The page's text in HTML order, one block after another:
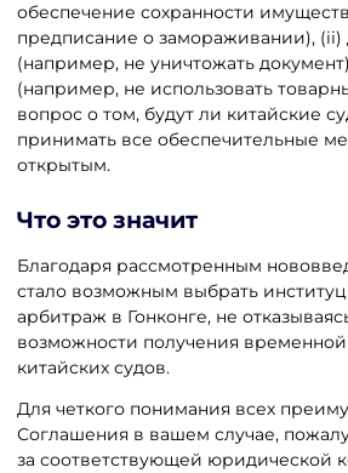
обеспечение сохранности
предписание о замораживании), (ii)
(например, не уничтожать
(например, не использовать
вопрос о том, будут ли китайские
принимать все обеспечительные
открытым.
Что это значит
Благодаря рассмотренным
стало возможным выбрать
арбитраж в Гонконге, не
возможности получения
китайских судов.
Для четкого понимания всех
Соглашения в вашем случае,
за соответствующей юридической